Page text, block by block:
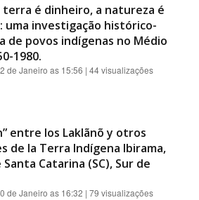
terra é dinheiro, a natureza é
investigação histórico-
de povos indígenas no Médio
1980.
de Janeiro as 15:56 | 44 visualizações
entre los Laklãnõ y otros
de la Terra Indígena Ibirama,
Catarina (SC), Sur de
de Janeiro as 16:32 | 79 visualizações